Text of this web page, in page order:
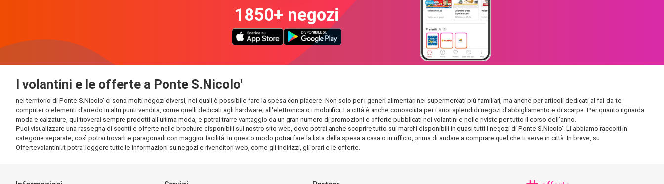
1850+ negozi
I volantini e le offerte a Ponte S.Nicolo'
nel territorio di Ponte S.Nicolo' ci sono molti negozi diversi, nei quali è possibile fare la spesa con piacere. Non solo per i generi alimentari nei supermercati più familiari, ma anche per articoli dedicati al fai-da-te,
computer o elementi d'arredo in altri punti vendita, come quelli dedicati agli hardware, all'elettronica o i mobilifici. La città è anche conosciuta per i suoi splendidi negozi d'abbigliamento e di scarpe. Per quanto riguarda
moda e calzature, qui troverai sempre prodotti all'ultima moda, e potrai trarre vantaggio da un gran numero di promozioni e offerte pubblicati nei volantini e nelle riviste per tutto il corso dell'anno.
Puoi visualizzare una rassegna di sconti e offerte nelle brochure disponibili sul nostro sito web, dove potrai anche scoprire tutto sui marchi disponibili in quasi tutti i negozi di Ponte S.Nicolo'. Li abbiamo raccolti in
categorie separate, così potrai trovarli e paragonarli con maggior facilità. In questo modo potrai fare la lista della spesa a casa o in ufficio, prima di andare a comprare quel che ti serve in città. In breve, su
Offertevolantini.it potrai leggere tutte le informazioni su negozi e rivenditori web, come gli indirizzi, gli orari e le offerte.